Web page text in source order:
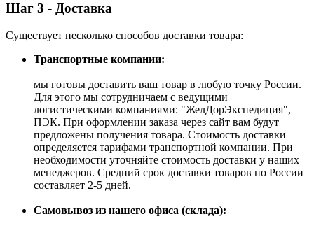
Шаг 3 - Доставка
Существует несколько способов доставки товара:
Транспортные компании:
мы готовы доставить ваш товар в любую точку России.
Для этого мы сотрудничаем с ведущими
логистическими компаниями: "ЖелДорЭкспедиция",
ПЭК. При оформлении заказа через сайт вам будут
предложены получения товара. Стоимость доставки
определяется тарифами транспортной компании. При
необходимости уточняйте стоимость доставки у наших
менеджеров. Средний срок доставки товаров по России
составляет 2-5 дней.
Самовывоз из нашего офиса (склада):